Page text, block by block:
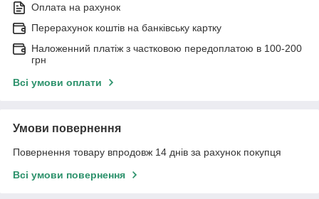
Оплата на рахунок
Перерахунок коштів на банківську картку
Наложенний платіж з частковою передоплатою в 100-200
грн
Всі умови оплати
Умови повернення
Повернення товару впродовж 14 днів за рахунок покупця
Всі умови повернення